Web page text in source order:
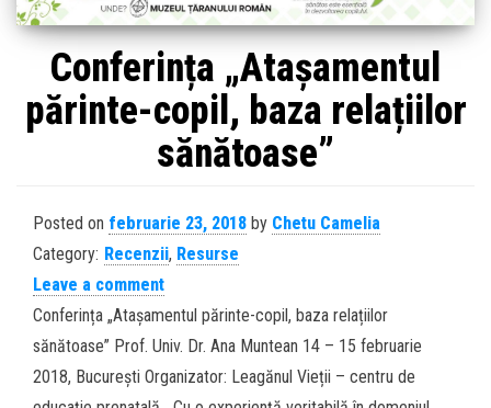
Conferința „Atașamentul
părinte-copil, baza relațiilor
sănătoase”
Posted on februarie 23, 2018 by Chetu Camelia
Category: Recenzii, Resurse
Leave a comment
Conferința „Atașamentul părinte-copil, baza relațiilor
sănătoase” Prof. Univ. Dr. Ana Muntean 14 – 15 februarie
2018, București Organizator: Leagănul Vieții – centru de